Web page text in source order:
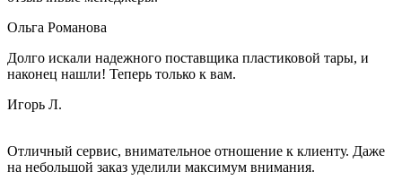
Ольга Романова
Долго искали надежного поставщика пластиковой тары, и
наконец нашли! Теперь только к вам.
Игорь Л.
Отличный сервис, внимательное отношение к клиенту. Даже
на небольшой заказ уделили максимум внимания.